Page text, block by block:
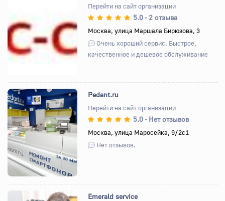
Назад Вперед
Перейти на сайт организации
5.0 • 2 отзыва
Москва, улица Маршала Бирюзова, 3
Очень хороший сервис. Быстрое,
качественное и дешевое обслуживание
Назад Вперед
Pedant.ru
Перейти на сайт организации
5.0 • Нет отзывов
Москва, улица Маросейка, 9/2с1
Нет отзывов.
Emerald service